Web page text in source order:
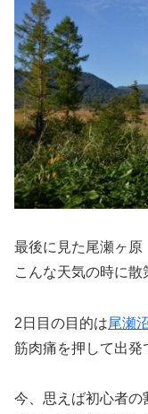
最後に見た尾瀬ヶ原
こんな天気の時に散
2日目の目的は尾瀬
筋肉痛を押して出発
今、思えば初心者